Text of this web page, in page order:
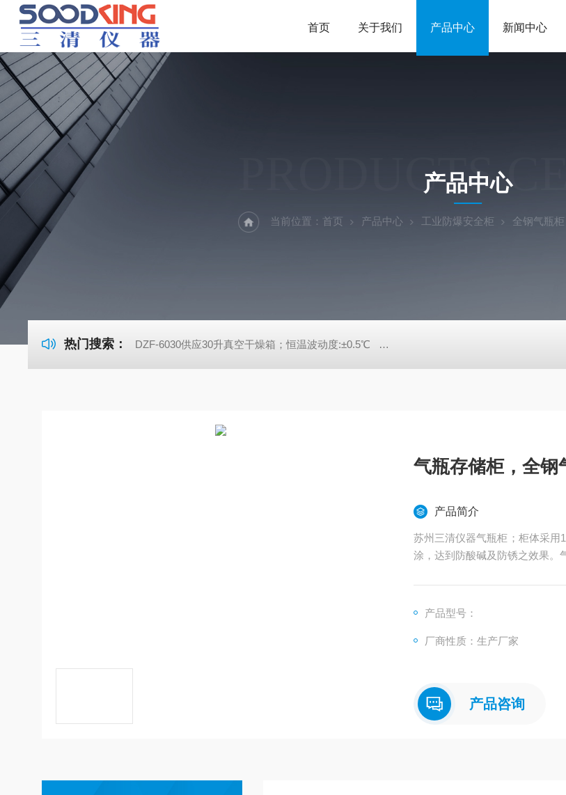
首页 关于我们 产品中心 新闻中心
PRODUCTS
产品中心
当前位置： 首页 产品中心 工业防爆安全柜 全钢气瓶柜
热门搜索： DZF-6030供应30升真空干燥箱；恒温波动度:±0.5℃ DHG-9140B（140升）电热恒温鼓风
气瓶存储柜，全钢
产品简介
苏州三清仪器气瓶柜；柜体采用
涂，达到防酸碱及防锈之效果。
产品型号：
厂商性质：生产厂家
产品咨询